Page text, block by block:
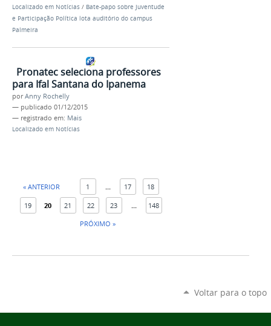
Localizado em Notícias / Bate-papo sobre Juventude
e Participação Política lota auditório do campus
Palmeira
Pronatec seleciona professores
para Ifal Santana do Ipanema
porAnny Rochelly
— publicado 01/12/2015
— registrado em: Mais
Localizado em Notícias
« ANTERIOR 1 17 18
19 20 21 22 23
148
PRÓXIMO »
Voltar para o topo